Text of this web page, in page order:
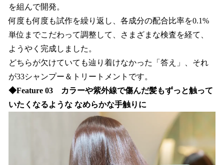
を組んで開発。
何度も何度も試作を繰り返し、各成分の配合比率を0.1%
単位までこだわって調整して、さまざまな検査を経て、
ようやく完成しました。
どちらが欠けていても辿り着けなかった「答え」、それ
が33シャンプー＆トリートメントです。
◆Feature 03 カラーや紫外線で傷んだ髪もずっと触って
いたくなるような なめらかな手触りに